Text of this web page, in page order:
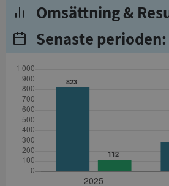
Omsättning &
Senaste